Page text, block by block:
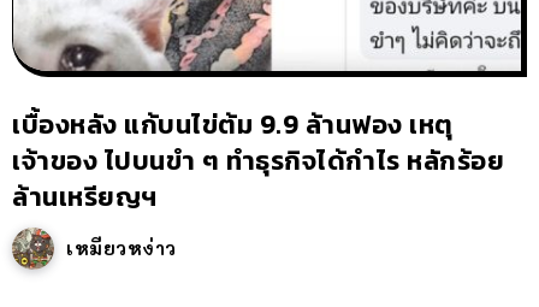
เบื้องหลัง แก้บนไข่ต้ม 9.9 ล้านฟอง เหตุ
เจ้าของ ไปบนขำ ๆ ทำธุรกิจได้กำไร หลักร้อย
ล้านเหรียญฯ
เหมียวหง่าว